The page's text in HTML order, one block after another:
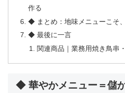
作る
◆ まとめ：地味メニューこそ
◆ 最後に一言
関連商品｜業務用焼き鳥串
◆ 華やかメニュー＝儲